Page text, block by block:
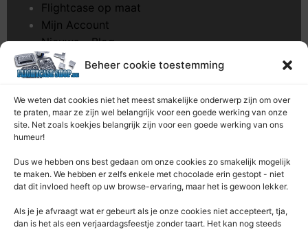
Beheer cookie toestemming
We weten dat cookies niet het meest smakelijke onderwerp zijn om over
te praten, maar ze zijn wel belangrijk voor een goede werking van onze
site. Net zoals koekjes belangrijk zijn voor een goede werking van ons
humeur!
Dus we hebben ons best gedaan om onze cookies zo smakelijk mogelijk
te maken. We hebben er zelfs enkele met chocolade erin gestopt - niet
dat dit invloed heeft op uw browse-ervaring, maar het is gewoon lekker.
Als je je afvraagt ​​wat er gebeurt als je onze cookies niet accepteert, tja,
dan is het als een verjaardagsfeestje zonder taart. Het kan nog steeds
Flightcase op maat
Mijn Account
Nieuws – Blog
Onderhoud pagina
Over ons
Privacybeleid
Retourrecht
Winkelwagen
Contacteer Ons
Rentek BV – Protekt